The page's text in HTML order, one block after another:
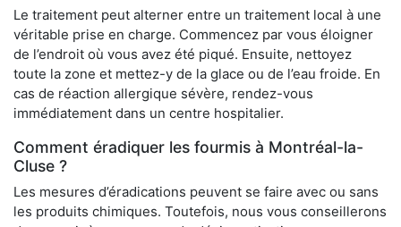
Le traitement peut alterner entre un traitement local à une
véritable prise en charge. Commencez par vous éloigner
de l’endroit où vous avez été piqué. Ensuite, nettoyez
toute la zone et mettez-y de la glace ou de l’eau froide. En
cas de réaction allergique sévère, rendez-vous
immédiatement dans un centre hospitalier.
Comment éradiquer les fourmis à Montréal-la-
Cluse ?
Les mesures d’éradications peuvent se faire avec ou sans
les produits chimiques. Toutefois, nous vous conseillerons